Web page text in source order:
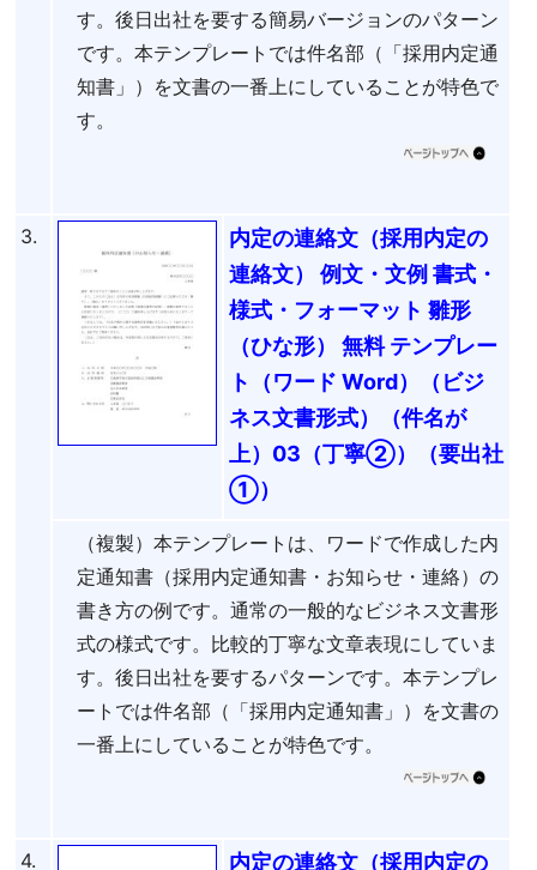
す。後日出社を要する簡易バージョンのパターン
です。本テンプレートでは件名部（「採用内定通
知書」）を文書の一番上にしていることが特色で
す。
3.
内定の連絡文（採用内定の
連絡文） 例文・文例 書式・
様式・フォーマット 雛形
（ひな形） 無料 テンプレー
ト（ワード Word）（ビジ
ネス文書形式）（件名が
上）03（丁寧②）（要出社
①）
（複製）本テンプレートは、ワードで作成した内
定通知書（採用内定通知書・お知らせ・連絡）の
書き方の例です。通常の一般的なビジネス文書形
式の様式です。比較的丁寧な文章表現にしていま
す。後日出社を要するパターンです。本テンプレ
ートでは件名部（「採用内定通知書」）を文書の
一番上にしていることが特色です。
4. 内定の連絡文（採用内定の